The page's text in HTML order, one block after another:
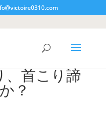
、首こり諦
？